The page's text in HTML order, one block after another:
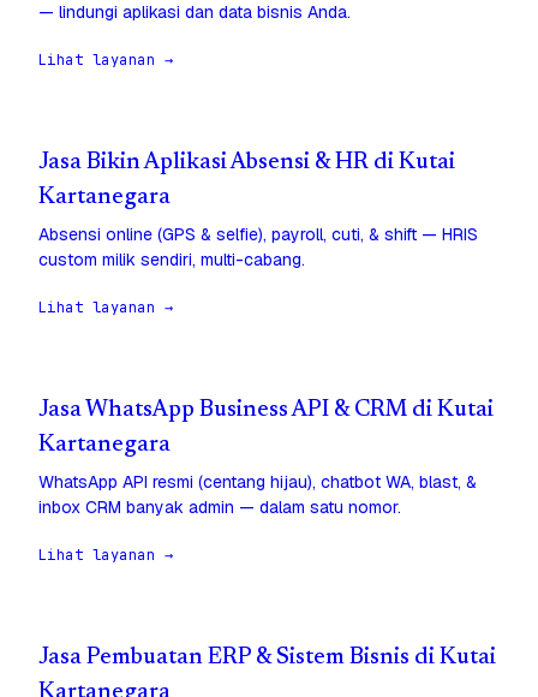
— lindungi aplikasi dan data bisnis Anda.
Lihat layanan →
Jasa Bikin Aplikasi Absensi & HR di Kutai
Kartanegara
Absensi online (GPS & selfie), payroll, cuti, & shift — HRIS
custom milik sendiri, multi-cabang.
Lihat layanan →
Jasa WhatsApp Business API & CRM di Kutai
Kartanegara
WhatsApp API resmi (centang hijau), chatbot WA, blast, &
inbox CRM banyak admin — dalam satu nomor.
Lihat layanan →
Jasa Pembuatan ERP & Sistem Bisnis di Kutai